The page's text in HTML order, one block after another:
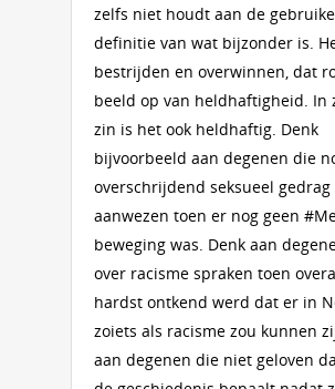
zelfs niet houdt aan de
definitie van wat bijzonder is.
bestrijden en overwinnen, dat
beeld op van heldhaftigheid. In
zin is het ook heldhaftig. Denk
bijvoorbeeld aan degenen die
overschrijdend seksueel gedrag
aanwezen toen er nog geen
beweging was. Denk aan
over racisme spraken toen
hardst ontkend werd dat er in
zoiets als racisme zou kunnen
aan degenen die niet geloven